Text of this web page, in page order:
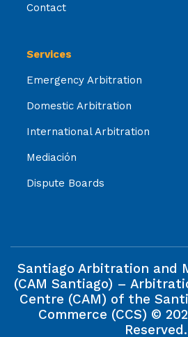
Contact
Services
Emergency Arbitration
Domestic Arbitration
International Arbitration
Mediación
Dispute Boards
Santiago Arbitration and
(CAM Santiago) –
Centre (CAM) of the
Commerce (CCS) ©
Reserved.